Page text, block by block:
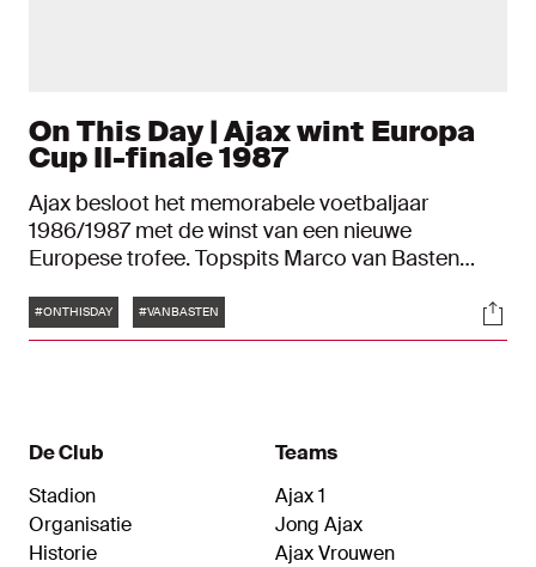
On This Day | Ajax wint Europa
Cup II-finale 1987
Ajax besloot het memorabele voetbaljaar
1986/1987 met de winst van een nieuwe
Europese trofee. Topspits Marco van Basten
toenmalige Europa Cup II-toernooi met een rake
kopbal. De Ajacieden van trainer Johan Cruijff
Tags
#ONTHISDAY #VANBASTEN
De Club
Stadion
Organisatie
Historie
Teams
Ajax 1
Jong Ajax
Ajax Vrouwen